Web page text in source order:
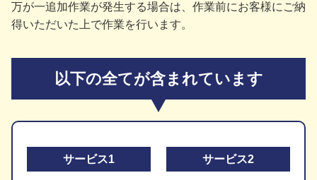
万が一追加作業が発生する場合は、作業前にお客様にご納
得いただいた上で作業を行います。
以下の全てが含まれています
サービス1 サービス2